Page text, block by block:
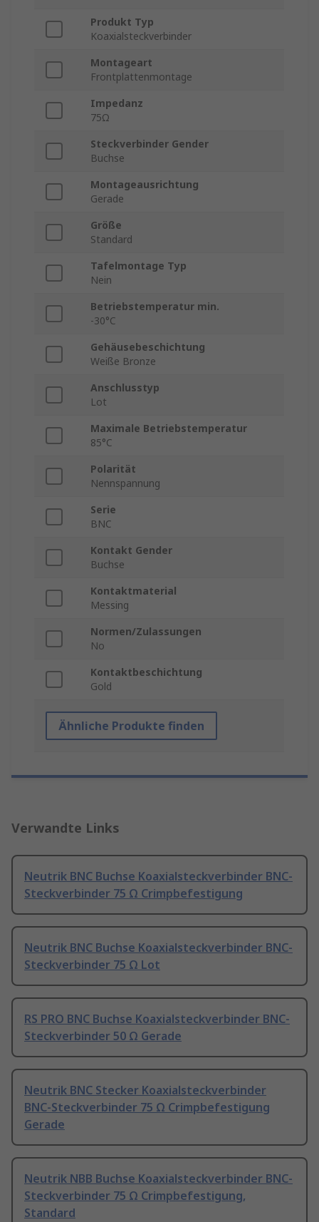
Produkt Typ
Koaxialsteckverbinder
Montageart
Frontplattenmontage
Impedanz
75Ω
Steckverbinder Gender
Buchse
Montageausrichtung
Gerade
Größe
Standard
Tafelmontage Typ
Nein
Betriebstemperatur min.
-30°C
Gehäusebeschichtung
Weiße Bronze
Anschlusstyp
Lot
Maximale Betriebstemperatur
85°C
Polarität
Nennspannung
Serie
BNC
Kontakt Gender
Buchse
Kontaktmaterial
Messing
Normen/Zulassungen
No
Kontaktbeschichtung
Gold
Ähnliche Produkte finden
Verwandte Links
Neutrik BNC Buchse Koaxialsteckverbinder BNC-
Steckverbinder 75 Ω Crimpbefestigung
Neutrik BNC Buchse Koaxialsteckverbinder BNC-
Steckverbinder 75 Ω Lot
RS PRO BNC Buchse Koaxialsteckverbinder BNC-
Steckverbinder 50 Ω Gerade
Neutrik BNC Stecker Koaxialsteckverbinder
BNC-Steckverbinder 75 Ω Crimpbefestigung
Gerade
Neutrik NBB Buchse Koaxialsteckverbinder BNC-
Steckverbinder 75 Ω Crimpbefestigung,
Standard